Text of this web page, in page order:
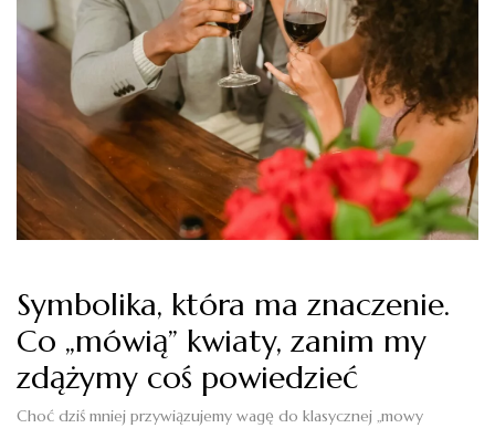
Symbolika, która ma znaczenie.
Co „mówią” kwiaty, zanim my
zdążymy coś powiedzieć
Choć dziś mniej przywiązujemy wagę do klasycznej „mowy